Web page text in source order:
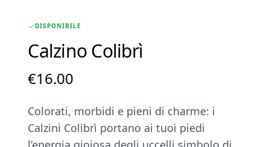
DISPONIBILE
Calzino Colibrì
€16.00
Colorati, morbidi e pieni di charme: i
Calzini Colibrì portano ai tuoi piedi